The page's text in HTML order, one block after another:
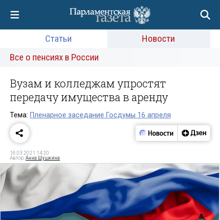
Статьи
Новости
Все о пенсиях в России
Вузам и колледжам упростят
передачу имущества в аренду
Тема: Пленарное заседание Госдумы 16 апреля
16.03.2021 14:20
Автор:Анна Шушкина